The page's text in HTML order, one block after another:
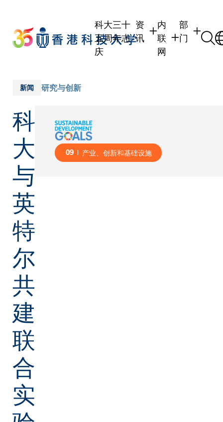
main
content
科大三十
五周年志
庆
资
讯
内
联
网
部
门
新闻 研究与创新
科
大
与
英
特
尔
共
建
联
合
实
09 产业、创新和基础设施